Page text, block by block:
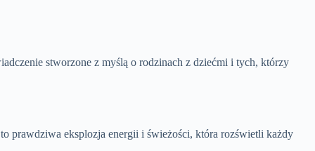
stworzone z myślą o rodzinach z dziećmi i tych, którzy
prawdziwa eksplozja energii i świeżości, która rozświetli każdy